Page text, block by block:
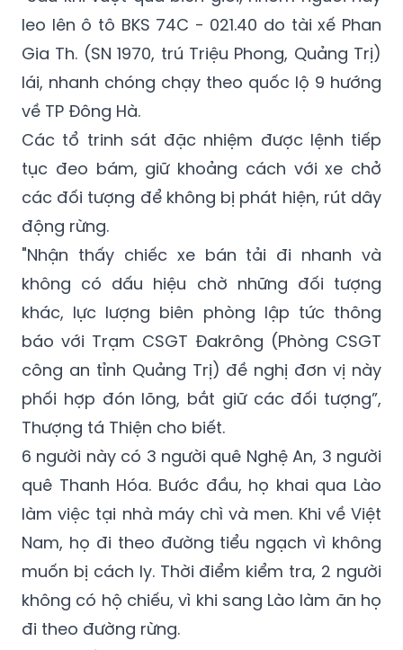
leo lên ô tô BKS 74C - 021.40 do tài xế Phan
Gia Th. (SN 1970, trú Triệu Phong, Quảng Trị)
lái, nhanh chóng chạy theo quốc lộ 9 hướng
về TP Đông Hà.
Các tổ trinh sát đặc nhiệm được lệnh tiếp
tục đeo bám, giữ khoảng cách với xe chở
các đối tượng để không bị phát hiện, rút dây
động rừng.
"Nhận thấy chiếc xe bán tải đi nhanh và
không có dấu hiệu chờ những đối tượng
khác, lực lượng biên phòng lập tức thông
báo với Trạm CSGT Đakrông (Phòng CSGT
công an tỉnh Quảng Trị) đề nghị đơn vị này
phối hợp đón lõng, bắt giữ các đối tượng”,
Thượng tá Thiện cho biết.
6 người này có 3 người quê Nghệ An, 3 người
quê Thanh Hóa. Bước đầu, họ khai qua Lào
làm việc tại nhà máy chì và men. Khi về Việt
Nam, họ đi theo đường tiểu ngạch vì không
muốn bị cách ly. Thời điểm kiểm tra, 2 người
không có hộ chiếu, vì khi sang Lào làm ăn họ
đi theo đường rừng.